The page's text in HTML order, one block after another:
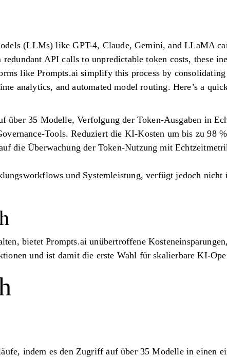
(LLMs) like GPT-4, Claude, Gemini, and LLaMA
API calls to unpredictable token costs, these
like Prompts.ai simplify this process by
analytics, and automated model routing. Here’s a
über 35 Modelle, Verfolgung der Token-Ausgaben in
Tools. Reduziert die KI-Kosten um bis zu 98
die Überwachung der Token-Nutzung mit
und Systemleistung, verfügt jedoch nicht
bietet Prompts.ai unübertroffene
und ist damit die erste Wahl für skalierbare KI-
indem es den Zugriff auf über 35 Modelle in einen